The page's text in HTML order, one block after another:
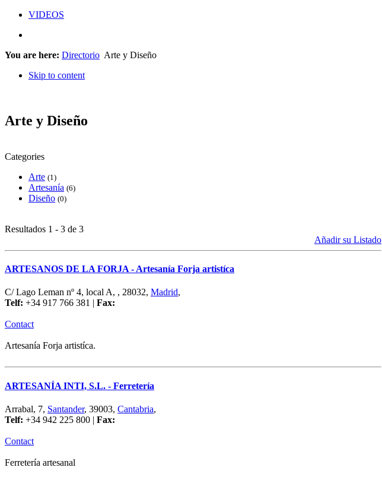
VIDEOS
You are here: Directorio Arte y Diseño
Skip to content
Arte y Diseño
Categories
Arte (1)
Artesanía (6)
Diseño (0)
Resultados 1 - 3 de 3
Añadir su Listado
ARTESANOS DE LA FORJA - Artesanía Forja artistíca
C/ Lago Leman nº 4, local A, , 28032, Madrid,
Telf: +34 917 766 381 | Fax:
Contact
Artesanía Forja artistíca.
ARTESANÍA INTI, S.L. - Ferretería
Arrabal, 7, Santander, 39003, Cantabria,
Telf: +34 942 225 800 | Fax:
Contact
Ferretería artesanal